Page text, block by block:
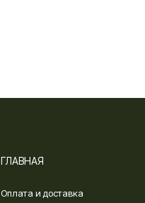
ГЛАВНАЯ
Оплата и доставка